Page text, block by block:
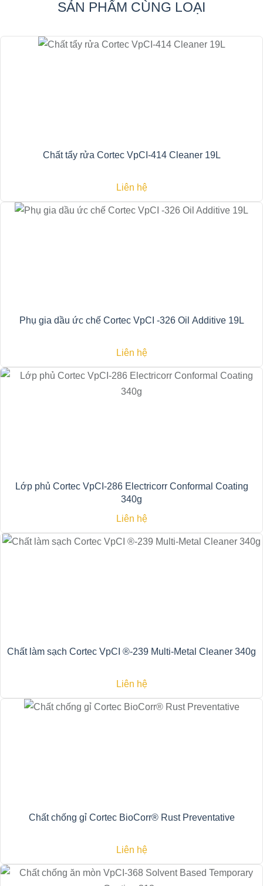
SẢN PHẨM CÙNG LOẠI
Chất tẩy rửa Cortec VpCI-414 Cleaner 19L
Liên hệ
Phụ gia dầu ức chế Cortec VpCI -326 Oil Additive 19L
Liên hệ
Lớp phủ Cortec VpCI-286 Electricorr Conformal Coating
340g
Liên hệ
Chất làm sạch Cortec VpCI ®-239 Multi-Metal Cleaner 340g
Liên hệ
Chất chống gỉ Cortec BioCorr® Rust Preventative
Liên hệ